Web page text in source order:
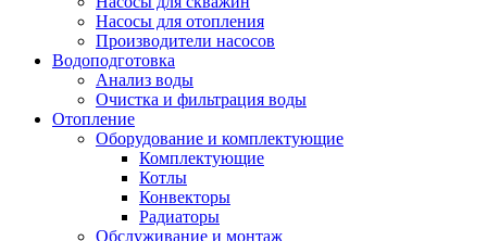
Насосы для отопления
Производители насосов
Водоподготовка
Анализ воды
Очистка и фильтрация воды
Отопление
Оборудование и комплектующие
Комплектующие
Котлы
Конвекторы
Радиаторы
Обслуживание и монтаж